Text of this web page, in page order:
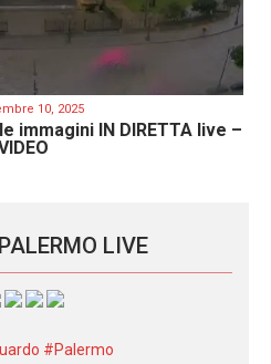
10, 2025
immagini IN DIRETTA live –
LIVE
#Palermo